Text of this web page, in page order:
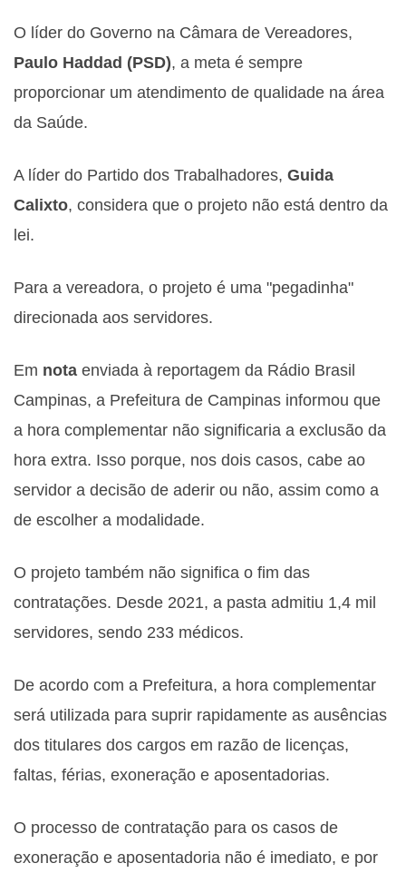
O líder do Governo na Câmara de Vereadores,
Paulo Haddad (PSD), a meta é sempre
proporcionar um atendimento de qualidade na área
da Saúde.
A líder do Partido dos Trabalhadores, Guida
Calixto, considera que o projeto não está dentro da
lei.
Para a vereadora, o projeto é uma "pegadinha"
direcionada aos servidores.
Em nota enviada à reportagem da Rádio Brasil
Campinas, a Prefeitura de Campinas informou que
a hora complementar não significaria a exclusão da
hora extra. Isso porque, nos dois casos, cabe ao
servidor a decisão de aderir ou não, assim como a
de escolher a modalidade.
O projeto também não significa o fim das
contratações. Desde 2021, a pasta admitiu 1,4 mil
servidores, sendo 233 médicos.
De acordo com a Prefeitura, a hora complementar
será utilizada para suprir rapidamente as ausências
dos titulares dos cargos em razão de licenças,
faltas, férias, exoneração e aposentadorias.
O processo de contratação para os casos de
exoneração e aposentadoria não é imediato, e por